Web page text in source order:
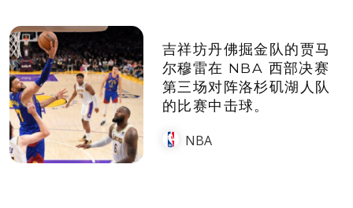
吉祥坊丹佛掘金队的贾马
尔穆雷在 NBA 西部决赛
第三场对阵洛杉矶湖人队
的比赛中击球。
NBA